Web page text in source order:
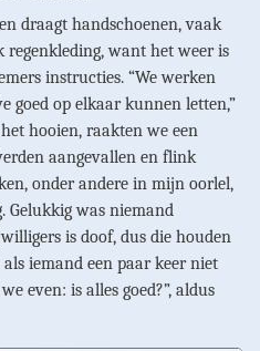
draagt handschoenen, vaak
regenkleding, want het weer is
instructies. “We werken
goed op elkaar kunnen letten,”
hooien, raakten we een
aangevallen en flink
onder andere in mijn oorlel,
was niemand
is doof, dus die houden
iemand een paar keer niet
even: is alles goed?”, aldus